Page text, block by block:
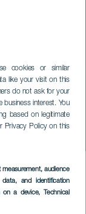
cookies or similar
like your visit on this
do not ask for your
interest. You
based on legitimate
Privacy Policy on this
measurement, audience
and identification
on a device, Technical